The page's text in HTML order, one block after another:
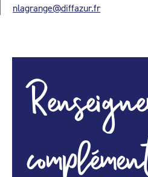
nlagrange@diffazur.fr